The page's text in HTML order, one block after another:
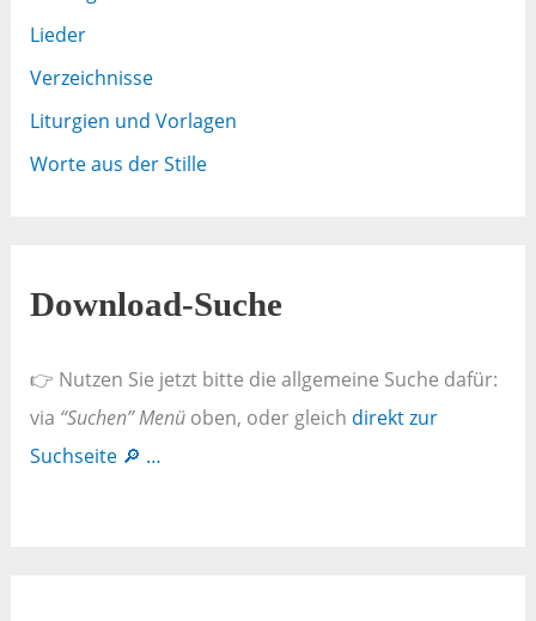
Lieder
Verzeichnisse
Liturgien und Vorlagen
Worte aus der Stille
Download-Suche
👉 Nutzen Sie jetzt bitte die allgemeine Suche dafür:
via “Suchen” Menüoben, oder gleich direkt zur
Suchseite 🔎 …